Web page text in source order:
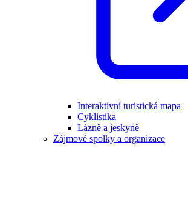
Interaktivní turistická mapa
Cyklistika
Lázně a jeskyně
Zájmové spolky a organizace